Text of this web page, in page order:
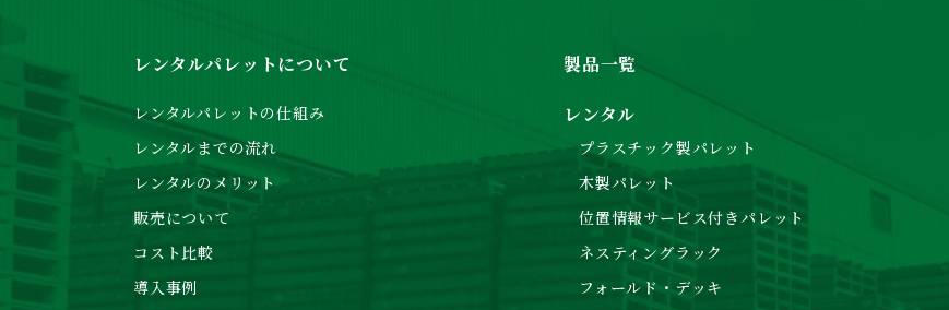
レンタルパレットについて
レンタルパレットの仕組み
レンタルまでの流れ
レンタルのメリット
販売について
コスト比較
導入事例
製品一覧
レンタル
プラスチック製パレット
木製パレット
位置情報サービス付きパレット
ネスティングラック
フォールド・デッキ